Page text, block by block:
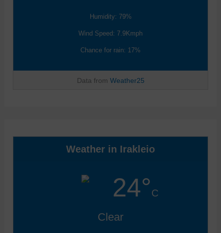
Humidity: 79%
Wind Speed: 7.9Kmph
Chance for rain: 17%
Data from Weather25
Weather in Irakleio
24°C
Clear